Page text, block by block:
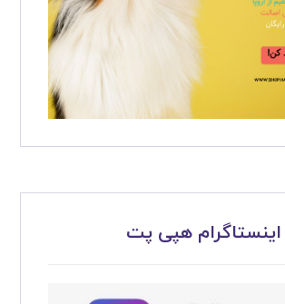
اینستاگرام هپی پت